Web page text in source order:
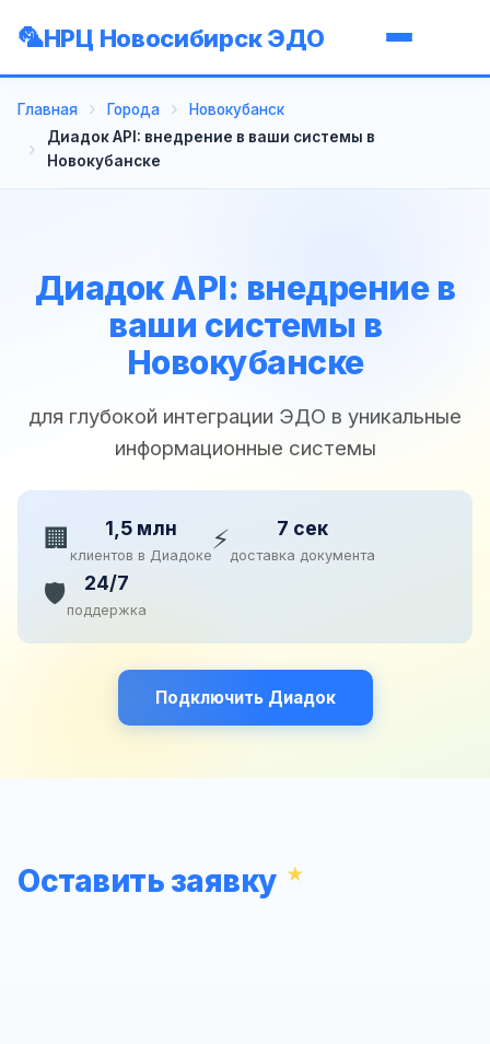
НРЦ Новосибирск ЭДО
Главная Города
Новокубанск
Диадок API: внедрение в ваши системы в
Новокубанске
Диадок API: внедрение в
ваши системы в
Новокубанске
для глубокой интеграции ЭДО в уникальные
информационные системы
🏢 1,5 млн
клиентов в Диадоке⚡ 7 сек
доставка документа
🛡️ 24/7
поддержка
Подключить Диадок
Оставить заявку